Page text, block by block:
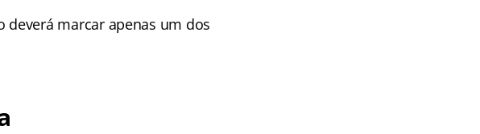
marcar apenas um dos